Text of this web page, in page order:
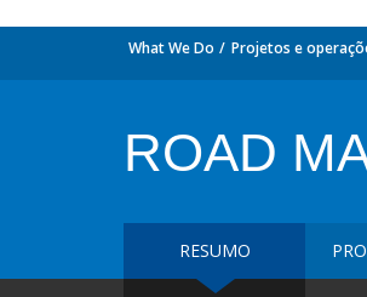
What We Do Projetos e
ROAD
RESUMO